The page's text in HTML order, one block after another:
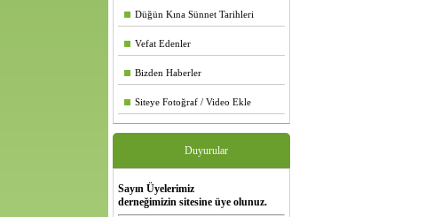
Düğün Kına Sünnet Tarihleri
Vefat Edenler
Bizden Haberler
Siteye Fotoğraf / Video Ekle
Duyurular
Sayın Üyelerimiz
derneğimizin sitesine üye olunuz.